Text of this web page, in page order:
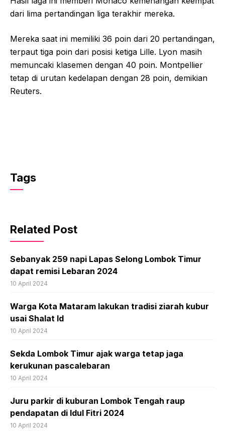
dari lima pertandingan liga terakhir mereka.
Mereka saat ini memiliki 36 poin dari 20 pertandingan,
terpaut tiga poin dari posisi ketiga Lille. Lyon masih
memuncaki klasemen dengan 40 poin. Montpellier
tetap di urutan kedelapan dengan 28 poin, demikian
Reuters.
Tags
Related Post
Sebanyak 259 napi Lapas Selong Lombok Timur
dapat remisi Lebaran 2024
10 April 2024
Warga Kota Mataram lakukan tradisi ziarah kubur
usai Shalat Id
10 April 2024
Sekda Lombok Timur ajak warga tetap jaga
kerukunan pascalebaran
10 April 2024
Juru parkir di kuburan Lombok Tengah raup
pendapatan di Idul Fitri 2024
10 April 2024